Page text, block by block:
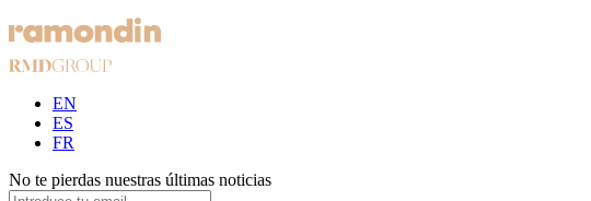
EN
ES
FR
No te pierdas nuestras últimas noticias